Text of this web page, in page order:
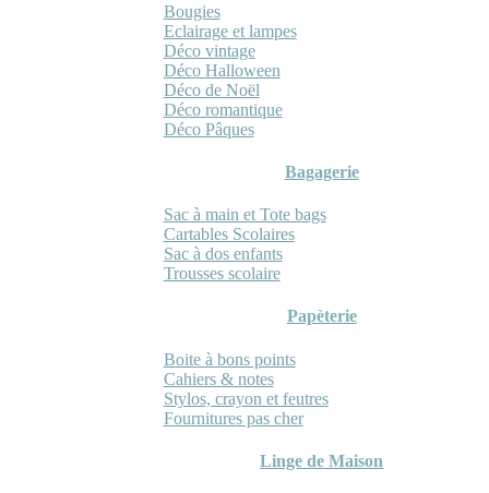
Bougies
Eclairage et lampes
Déco vintage
Déco Halloween
Déco de Noël
Déco romantique
Déco Pâques
Bagagerie
Sac à main et Tote bags
Cartables Scolaires
Sac à dos enfants
Trousses scolaire
Papèterie
Boite à bons points
Cahiers & notes
Stylos, crayon et feutres
Fournitures pas cher
Linge de Maison